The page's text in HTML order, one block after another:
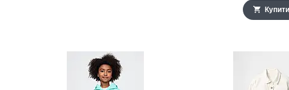
Купити